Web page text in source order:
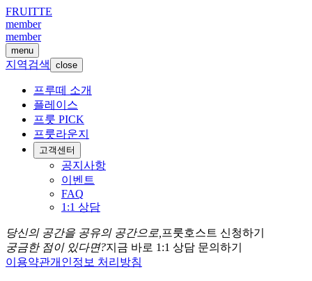
FRUITTE
member
member
menu
지역검색 close
프루떼 소개
플레이스
프룻 PICK
프룻라운지
고객센터
공지사항
이벤트
FAQ
1:1 상담
당신의 공간을 공유의 공간으로, 프룻호스트 신청하기
궁금한 점이 있다면?지금 바로 1:1 상담 문의하기
이용약관개인정보 처리방침